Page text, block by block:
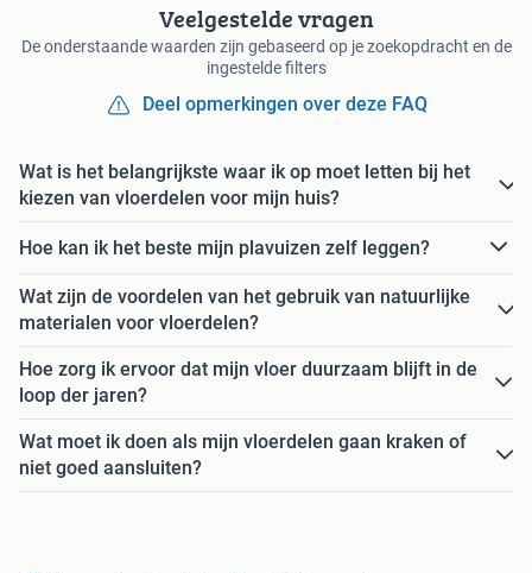
Veelgestelde vragen
De onderstaande waarden zijn gebaseerd op je zoekopdracht en de
ingestelde filters
Deel opmerkingen over deze FAQ
Wat is het belangrijkste waar ik op moet letten bij het
kiezen van vloerdelen voor mijn huis?
Hoe kan ik het beste mijn plavuizen zelf leggen?
Wat zijn de voordelen van het gebruik van natuurlijke
materialen voor vloerdelen?
Hoe zorg ik ervoor dat mijn vloer duurzaam blijft in de
loop der jaren?
Wat moet ik doen als mijn vloerdelen gaan kraken of
niet goed aansluiten?